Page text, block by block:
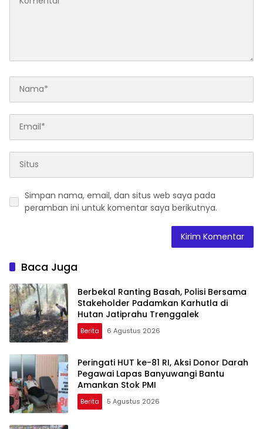
Simpan nama, email, dan situs web saya pada
peramban ini untuk komentar saya berikutnya.
Baca Juga
Berbekal Ranting Basah, Polisi Bersama
Stakeholder Padamkan Karhutla di
Hutan Jatiprahu Trenggalek
Berita 6 Agustus 2026
Peringati HUT ke-81 RI, Aksi Donor Darah
Pegawai Lapas Banyuwangi Bantu
Amankan Stok PMI
Berita 5 Agustus 2026